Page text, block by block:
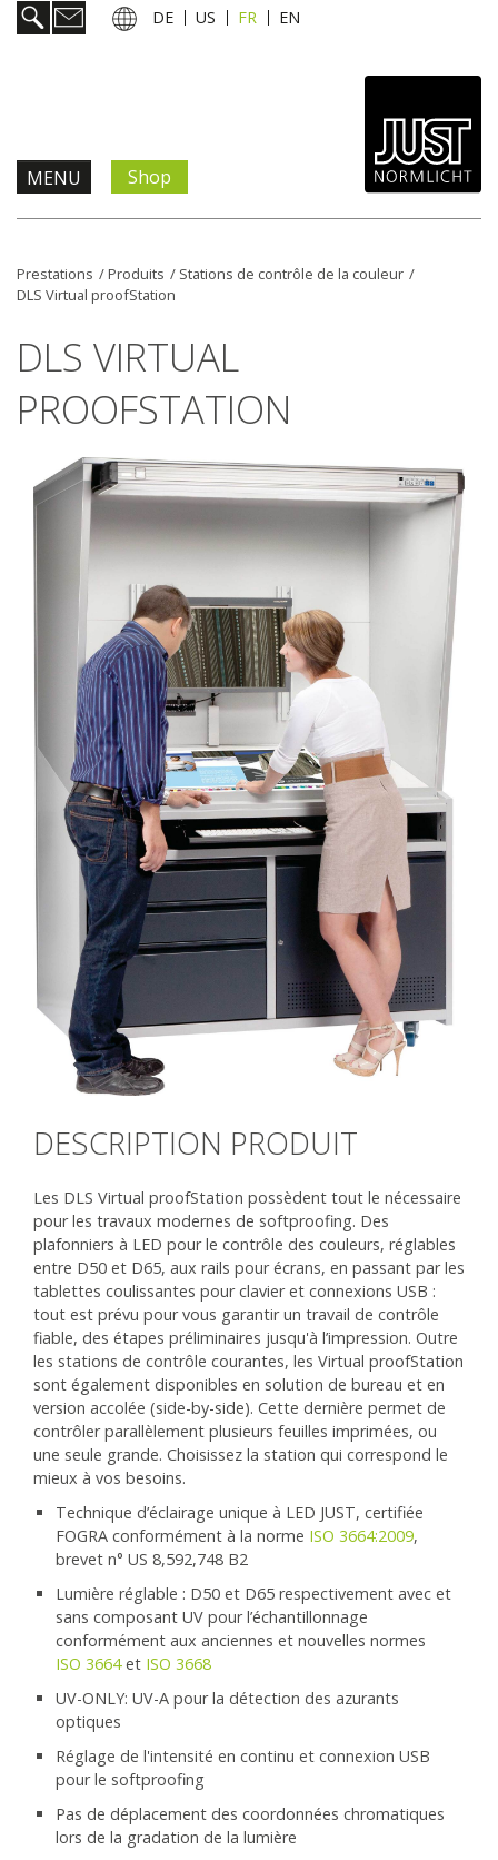
DE US FR EN
MENU
Informations & services
Actualités
L'entreprise
Contact
Shop
Prestations /Produits / Stations de contrôle de la couleur /
DLS Virtual proofStation
DLS VIRTUAL
PROOFSTATION
DESCRIPTION PRODUIT
Les DLS Virtual proofStation possèdent tout le nécessaire
pour les travaux modernes de softproofing. Des
plafonniers à LED pour le contrôle des couleurs, réglables
entre D50 et D65, aux rails pour écrans, en passant par les
tablettes coulissantes pour clavier et connexions USB :
tout est prévu pour vous garantir un travail de contrôle
fiable, des étapes préliminaires jusqu'à l’impression. Outre
les stations de contrôle courantes, les Virtual proofStation
sont également disponibles en solution de bureau et en
version accolée (side-by-side). Cette dernière permet de
contrôler parallèlement plusieurs feuilles imprimées, ou
une seule grande. Choisissez la station qui correspond le
mieux à vos besoins.
Technique d’éclairage unique à LED JUST, certifiée
FOGRA conformément à la norme ISO 3664:2009,
brevet n° US 8,592,748 B2
Lumière réglable : D50 et D65 respectivement avec et
sans composant UV pour l’échantillonnage
conformément aux anciennes et nouvelles normes
ISO 3664et ISO 3668
UV-ONLY: UV-A pour la détection des azurants
optiques
Réglage de l'intensité en continu et connexion USB
pour le softproofing
Pas de déplacement des coordonnées chromatiques
lors de la gradation de la lumière